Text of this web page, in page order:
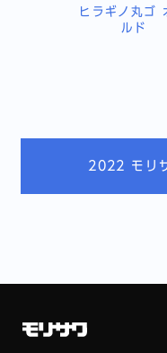
ヒラギノ丸ゴ
ルド
2022 モリ